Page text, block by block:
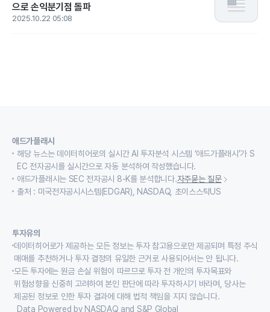
으로 손익분기점 돌파
2025.10.22 05:08
애드가플래시
해당 뉴스는 데이터히어로의 실시간 AI 투자분석 시스템 ‘애드가플래시’가 S
EC 전자공시를 실시간으로 자동 분석하여 작성했습니다.
애드가플래시는 SEC 전자공시 8-K를 분석합니다.자주묻는 질문
출처 : 미국전자공시시스템(EDGAR), NASDAQ, 초이스스탁US
투자유의
데이터히어로가 제공하는 모든 정보는 투자 참고용으로만 제공되며 특정 주식
매매를 추천하거나 투자 결정의 유일한 근거로 사용되어서는 안 됩니다.
모든 투자에는 원금 손실 위험이 따르므로 투자 전 개인의 투자목표와
위험성향을 신중히 고려하여 본인 판단에 따라 투자하시기 바라며, 당사는
제공된 정보로 인한 투자 결과에 대해 법적 책임을 지지 않습니다.
Data Powered by NASDAQ and S&P Global